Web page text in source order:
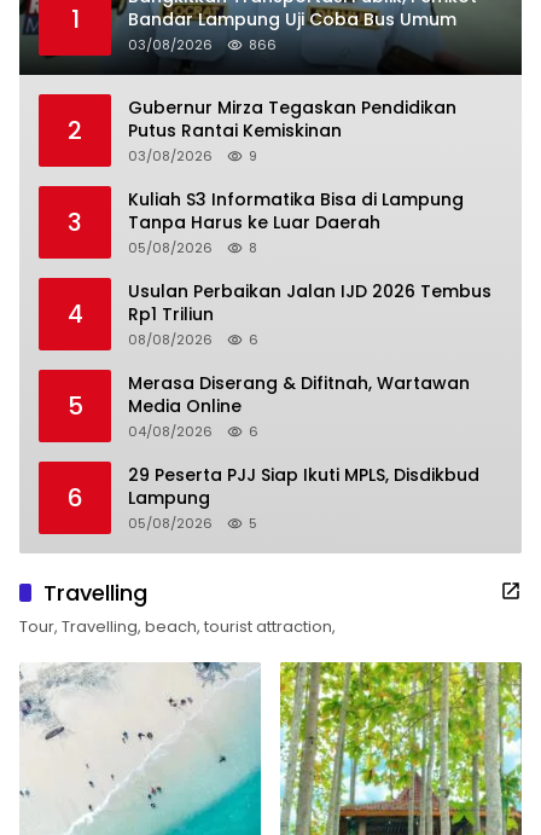
1
Bandar Lampung Uji Coba Bus Umum
03/08/2026 866
2
Gubernur Mirza Tegaskan Pendidikan
Putus Rantai Kemiskinan
03/08/2026 9
3
Kuliah S3 Informatika Bisa di Lampung
Tanpa Harus ke Luar Daerah
05/08/2026 8
4
Usulan Perbaikan Jalan IJD 2026 Tembus
Rp1 Triliun
08/08/2026 6
5
Merasa Diserang & Difitnah, Wartawan
Media Online
04/08/2026 6
6
29 Peserta PJJ Siap Ikuti MPLS, Disdikbud
Lampung
05/08/2026 5
Travelling
Tour, Travelling, beach, tourist attraction,